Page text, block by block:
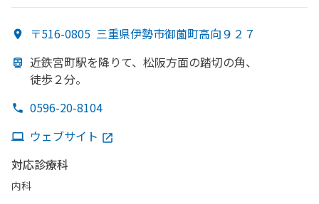
〒516-0805 三重県伊勢市御薗町高向９２７
近鉄宮町駅を降りて、 松阪方面の踏切の角、
徒歩２分。
0596-20-8104
ウェブサイト
対応診療科
内科